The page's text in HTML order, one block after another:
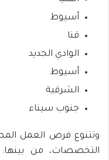
أسيوط
قنا
الوادي الجديد
أسيوط
الشرقية
جنوب سيناء
وتتنوع فرص العمل
التخصصات، من بينها: